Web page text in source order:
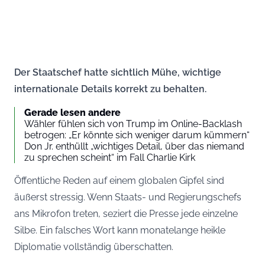
Der Staatschef hatte sichtlich Mühe, wichtige
internationale Details korrekt zu behalten.
Gerade lesen andere
Wähler fühlen sich von Trump im Online-Backlash
betrogen: „Er könnte sich weniger darum kümmern“
Don Jr. enthüllt „wichtiges Detail, über das niemand
zu sprechen scheint“ im Fall Charlie Kirk
Öffentliche Reden auf einem globalen Gipfel sind
äußerst stressig. Wenn Staats- und Regierungschefs
ans Mikrofon treten, seziert die Presse jede einzelne
Silbe. Ein falsches Wort kann monatelange heikle
Diplomatie vollständig überschatten.